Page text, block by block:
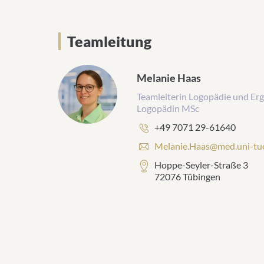
Teamleitung
Melanie Haas
Teamleiterin Logopädie und
Logopädin MSc
Phone
+49 7071 29-61640
E
m
a
Melanie.Haas@med.uni-
Address:
Hoppe-Seyler-Straße 3
72076 Tübingen